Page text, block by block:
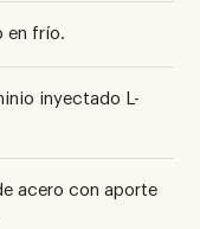
en frío.
inyectado L-
acero con aporte